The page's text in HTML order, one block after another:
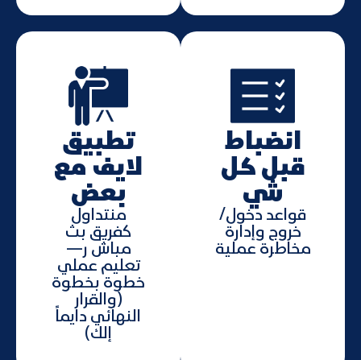
انضباط
قبل كل
شي
قواعد دخول/
خروج وإدارة
مخاطرة عملية
تطبيق
لايف مع
بعض
منتداول
كفريق بث
مباش ر—
تعليم عملي
خطوة بخطوة
(والقرار
النهائي دايماً
إلك)